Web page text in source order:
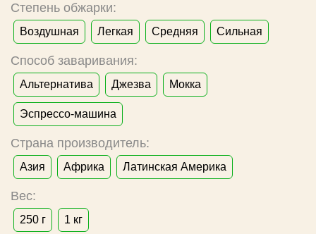
Степень обжарки:
Воздушная Легкая Средняя Сильная
Способ заваривания:
Альтернатива Джезва Мокка
Эспрессо-машина
Страна производитель:
Азия Африка Латинская Америка
Вес:
250 г 1 кг